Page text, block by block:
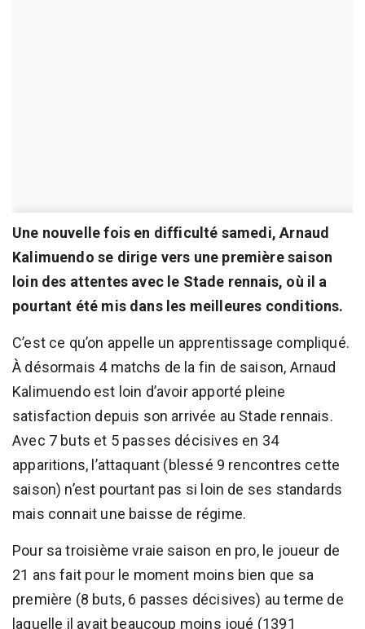
Une nouvelle fois en difficulté samedi, Arnaud
Kalimuendo se dirige vers une première saison
loin des attentes avec le Stade rennais, où il a
pourtant été mis dans les meilleures conditions.
C’est ce qu’on appelle un apprentissage compliqué.
À désormais 4 matchs de la fin de saison, Arnaud
Kalimuendo est loin d’avoir apporté pleine
satisfaction depuis son arrivée au Stade rennais.
Avec 7 buts et 5 passes décisives en 34
apparitions, l’attaquant (blessé 9 rencontres cette
saison) n’est pourtant pas si loin de ses standards
mais connait une baisse de régime.
Pour sa troisième vraie saison en pro, le joueur de
21 ans fait pour le moment moins bien que sa
première (8 buts, 6 passes décisives) au terme de
laquelle il avait beaucoup moins joué (1391